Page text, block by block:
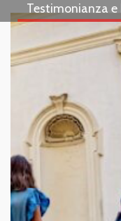
Testimonianza e